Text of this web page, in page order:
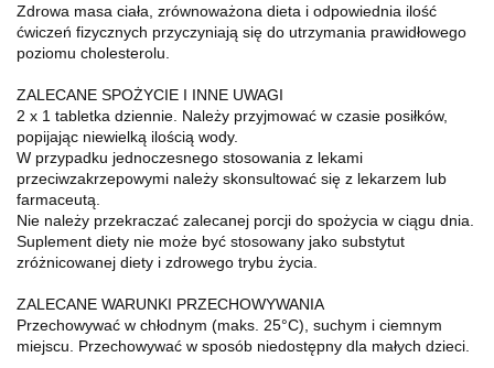
Zdrowa masa ciała, zrównoważona dieta i odpowiednia ilość
ćwiczeń fizycznych przyczyniają się do utrzymania prawidłowego
poziomu cholesterolu.
ZALECANE SPOŻYCIE I INNE UWAGI
2 x 1 tabletka dziennie. Należy przyjmować w czasie posiłków,
popijając niewielką ilością wody.
W przypadku jednoczesnego stosowania z lekami
przeciwzakrzepowymi należy skonsultować się z lekarzem lub
farmaceutą.
Nie należy przekraczać zalecanej porcji do spożycia w ciągu dnia.
Suplement diety nie może być stosowany jako substytut
zróżnicowanej diety i zdrowego trybu życia.
ZALECANE WARUNKI PRZECHOWYWANIA
Przechowywać w chłodnym (maks. 25°C), suchym i ciemnym
miejscu. Przechowywać w sposób niedostępny dla małych dzieci.